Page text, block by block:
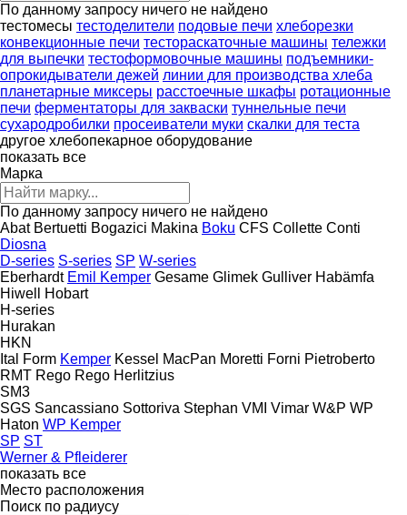
По данному запросу ничего не найдено
тестомесы тестоделители подовые печи хлеборезки
конвекционные печи тестораскаточные машины тележки
для выпечки тестоформовочные машины подъемники-
опрокидыватели дежей линии для производства хлеба
планетарные миксеры расстоечные шкафы ротационные
печи ферментаторы для закваски туннельные печи
сухародробилки просеиватели муки скалки для теста
другое хлебопекарное оборудование
показать все
Марка
По данному запросу ничего не найдено
Abat Bertuetti Bogazici Makina Boku CFS Collette Conti
Diosna
D-series S-series SP W-series
Eberhardt Emil Kemper Gesame Glimek Gulliver Habämfa
Hiwell
Hobart
H-series
Hurakan
HKN
Ital Form Kemper Kessel MacPan Moretti Forni Pietroberto
RMT Rego Rego Herlitzius
SM3
SGS Sancassiano Sottoriva Stephan VMI Vimar W&P WP
Haton WP Kemper
SP ST
Werner & Pfleiderer
показать все
Место расположения
Поиск по радиусу